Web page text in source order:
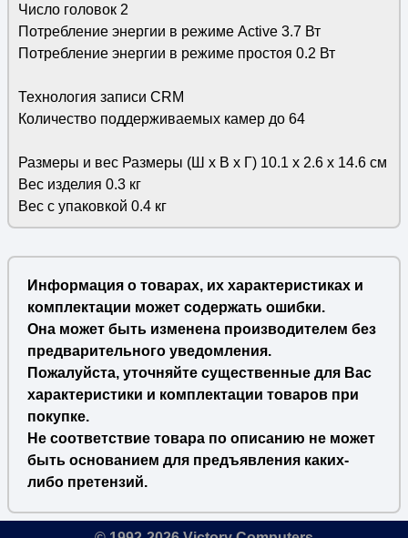
Число головок 2
Потребление энергии в режиме Active 3.7 Вт
Потребление энергии в режиме простоя 0.2 Вт
Технология записи CRM
Количество поддерживаемых камер до 64
Размеры и вес Размеры (Ш х В х Г) 10.1 x 2.6 x 14.6 см
Вес изделия 0.3 кг
Вес с упаковкой 0.4 кг
Информация о товарах, их характеристиках и
комплектации может содержать ошибки.
Она может быть изменена производителем без
предварительного уведомления.
Пожалуйста, уточняйте существенные для Вас
характеристики и комплектации товаров при
покупке.
Не соответствие товара по описанию не может
быть основанием для предъявления каких-
либо претензий.